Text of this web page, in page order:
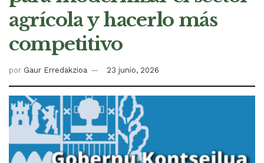
agrícola y hacerlo más
competitivo
por Gaur Erredakzioa 23 junio, 2026